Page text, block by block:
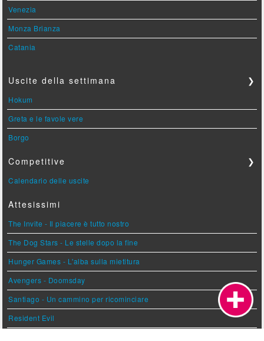
Venezia
Monza Brianza
Catania
Uscite della settimana ❯
Hokum
Greta e le favole vere
Borgo
Competitive ❯
Calendario delle uscite
Attesissimi
The Invite - Il piacere è tutto nostro
The Dog Stars - Le stelle dopo la fine
Hunger Games - L'alba sulla mietitura
Avengers - Doomsday
Santiago - Un cammino per ricominciare
Resident Evil